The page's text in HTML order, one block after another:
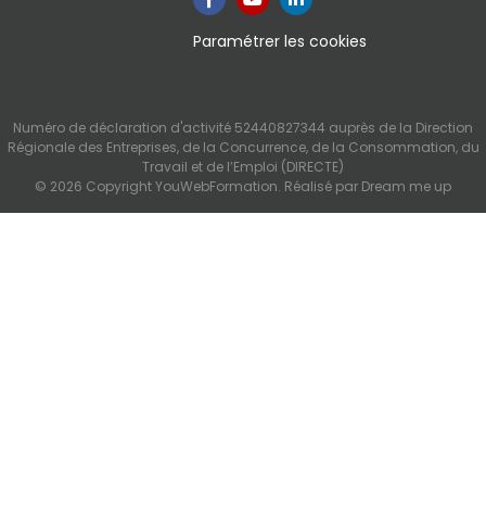
Paramétrer les cookies
Numéro de déclaration d'activité 52440827344 auprès de la Direction
Régionale des Entreprises, de la Concurrence, de la Consommation, du
Travail et de l’Emploi (DIRECTE)
© 2026 Copyright YouWebFormation. Réalisé par Dream me up